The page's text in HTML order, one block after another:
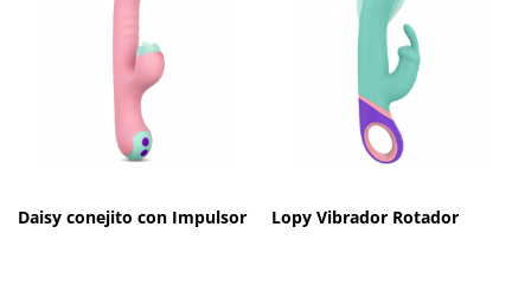
Daisy conejito con Impulsor Lopy Vibrador Rotador